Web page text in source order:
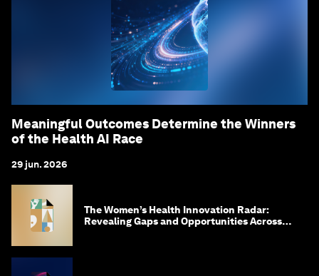
Meaningful Outcomes Determine the Winners
of the Health AI Race
29 jun. 2026
The Women’s Health Innovation Radar:
Revealing Gaps and Opportunities Across